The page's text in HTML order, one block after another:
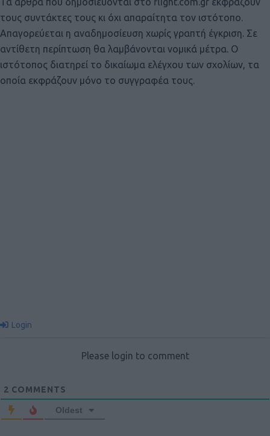
τους συντάκτες τους κι όχι απαραίτητα τον ιστότοπο.
Απαγορεύεται η αναδημοσίευση χωρίς γραπτή έγκριση. Σε
αντίθετη περίπτωση θα λαμβάνονται νομικά μέτρα. Ο
ιστότοπος διατηρεί το δικαίωμα ελέγχου των σχολίων, τα
οποία εκφράζουν μόνο το συγγραφέα τους.
Login
Please login to comment
2 COMMENTS
Oldest